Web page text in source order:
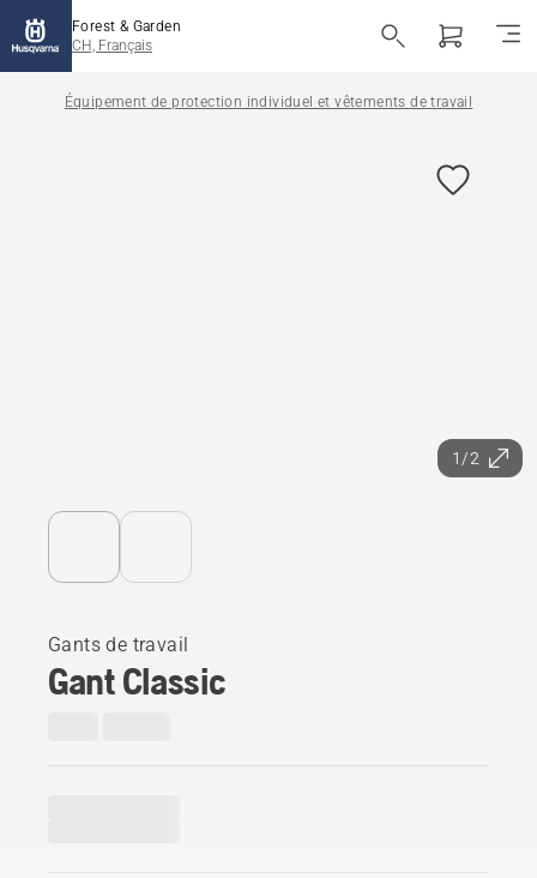
Forest & Garden
CH, Français
Équipement de protection individuel et vêtements de travail
1/2
Gants de travail
Gant Classic